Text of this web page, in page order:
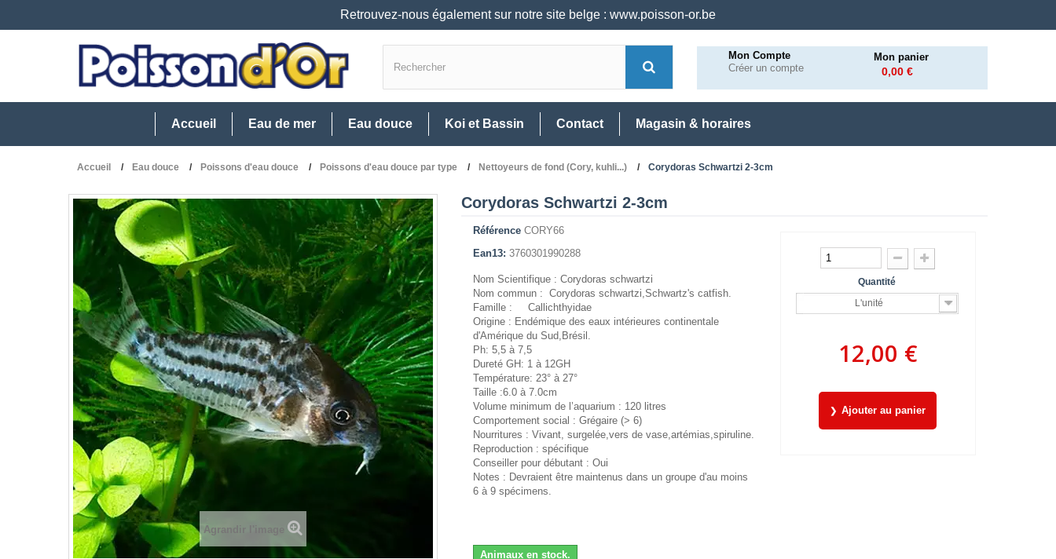
Retrouvez-nous également sur notre site belge : www.poisson-or.be
Mon Compte
Créer un compte
Mon panier
0,00 €
Accueil Eau de mer Eau douce Koi et Bassin Contact Magasin & horaires
Accueil Eau douce Poissons d'eau douce Poissons d'eau douce par type Nettoyeurs de fond (Cory, kuhli...) Corydoras Schwartzi 2-3cm
Agrandir l'image
Corydoras Schwartzi 2-3cm
Référence CORY66
Ean13: 3760301990288
Nom Scientifique : Corydoras schwartzi
Nom commun : Corydoras schwartzi,Schwartz's catfish.
Famille : Callichthyidae
Origine : Endémique des eaux intérieures continentale
d'Amérique du Sud,Brésil.
Ph: 5,5 à 7,5
Dureté GH: 1 à 12GH
Température: 23° à 27°
Taille :6.0 à 7.0cm
Volume minimum de l’aquarium : 120 litres
Comportement social : Grégaire (> 6)
Nourritures : Vivant, surgelée,vers de vase,artémias,spiruline.
Reproduction : spécifique
Conseiller pour débutant : Oui
Notes : Devraient être maintenus dans un groupe d'au moins
6 à 9 spécimens.
Animaux en stock.
Quantité
L'unité
12,00 €
Ajouter au panier